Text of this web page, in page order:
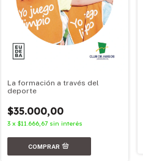
La formación a través del
deporte
$35.000,00
3 x $11.666,67 sin interés